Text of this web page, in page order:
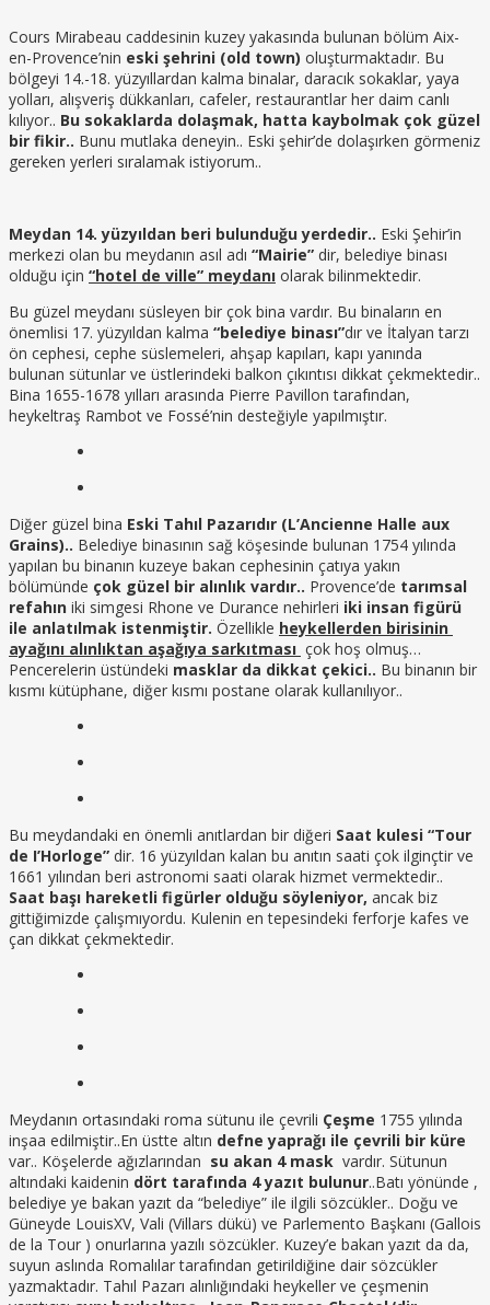
Cours Mirabeau caddesinin kuzey yakasında bulunan bölüm Aix-
en-Provence’nin eski şehrini (old town) oluşturmaktadır. Bu
bölgeyi 14.-18. yüzyıllardan kalma binalar, daracık sokaklar, yaya
yolları, alışveriş dükkanları, cafeler, restaurantlar her daim canlı
kılıyor.. Bu sokaklarda dolaşmak, hatta kaybolmak çok güzel
bir fikir.. Bunu mutlaka deneyin.. Eski şehir’de dolaşırken görmeniz
gereken yerleri sıralamak istiyorum..
Meydan 14. yüzyıldan beri bulunduğu yerdedir.. Eski Şehir’in
merkezi olan bu meydanın asıl adı “Mairie” dir, belediye binası
olduğu için “hotel de ville” meydanı olarak bilinmektedir.
Bu güzel meydanı süsleyen bir çok bina vardır. Bu binaların en
önemlisi 17. yüzyıldan kalma “belediye binası”dır ve İtalyan tarzı
ön cephesi, cephe süslemeleri, ahşap kapıları, kapı yanında
bulunan sütunlar ve üstlerindeki balkon çıkıntısı dikkat çekmektedir..
Bina 1655-1678 yılları arasında Pierre Pavillon tarafından,
heykeltraş Rambot ve Fossé’nin desteğiyle yapılmıştır.
Diğer güzel bina Eski Tahıl Pazarıdır (L’Ancienne Halle aux
Grains).. Belediye binasının sağ köşesinde bulunan 1754 yılında
yapılan bu binanın kuzeye bakan cephesinin çatıya yakın
bölümünde çok güzel bir alınlık vardır.. Provence’de tarımsal
refahın iki simgesi Rhone ve Durance nehirleri iki insan figürü
ile anlatılmak istenmiştir. Özellikle heykellerden birisinin
ayağını alınlıktan aşağıya sarkıtması çok hoş olmuş…
Pencerelerin üstündeki masklar da dikkat çekici.. Bu binanın bir
kısmı kütüphane, diğer kısmı postane olarak kullanılıyor..
Bu meydandaki en önemli anıtlardan bir diğeri Saat kulesi “Tour
de I’Horloge” dir. 16 yüzyıldan kalan bu anıtın saati çok ilginçtir ve
1661 yılından beri astronomi saati olarak hizmet vermektedir..
Saat başı hareketli figürler olduğu söyleniyor, ancak biz
gittiğimizde çalışmıyordu. Kulenin en tepesindeki ferforje kafes ve
çan dikkat çekmektedir.
Meydanın ortasındaki roma sütunu ile çevrili Çeşme 1755 yılında
inşaa edilmiştir..En üstte altın defne yaprağı ile çevrili bir küre
var.. Köşelerde ağızlarından su akan 4 mask vardır. Sütunun
altındaki kaidenin dört tarafında 4 yazıt bulunur..Batı yönünde ,
belediye ye bakan yazıt da “belediye” ile ilgili sözcükler.. Doğu ve
Güneyde LouisXV, Vali (Villars dükü) ve Parlemento Başkanı (Gallois
de la Tour ) onurlarına yazılı sözcükler. Kuzey’e bakan yazıt da da,
suyun aslında Romalılar tarafından getirildiğine dair sözcükler
yazmaktadır. Tahıl Pazarı alınlığındaki heykeller ve çeşmenin